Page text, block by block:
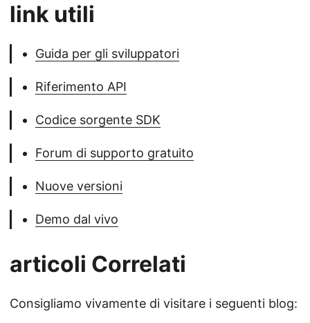
link utili
Guida per gli sviluppatori
Riferimento API
Codice sorgente SDK
Forum di supporto gratuito
Nuove versioni
Demo dal vivo
articoli Correlati
Consigliamo vivamente di visitare i seguenti blog: